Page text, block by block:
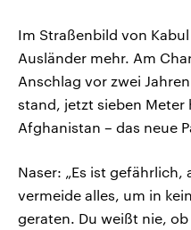
Im Straßenbild von
Ausländer mehr. Am
Anschlag vor zwei
stand, jetzt sieben Meter
Afghanistan – das neue
Naser: „Es ist
vermeide alles, um in
geraten. Du weißt nie,